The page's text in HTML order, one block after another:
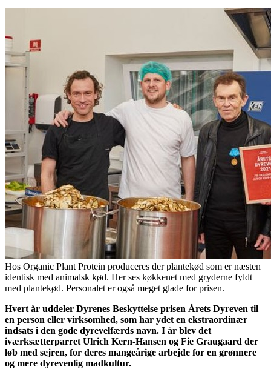
Hos Organic Plant Protein produceres der plantekød som er næsten
identisk med animalsk kød. Her ses køkkenet med gryderne fyldt
med plantekød. Personalet er også meget glade for prisen.
Hvert år uddeler Dyrenes Beskyttelse prisen Årets Dyreven til
en person eller virksomhed, som har ydet en ekstraordinær
indsats i den gode dyrevelfærds navn. I år blev det
iværksætterparret Ulrich Kern-Hansen og Fie Graugaard der
løb med sejren, for deres mangeårige arbejde for en grønnere
og mere dyrevenlig madkultur.